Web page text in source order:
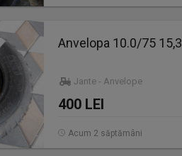
Anvelopa 10.0/75 15,3
Jante - Anvelope
400 LEI
Acum 2 săptămâni